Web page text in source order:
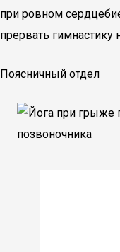
при ровном
прервать гимнастику
Поясничный отдел